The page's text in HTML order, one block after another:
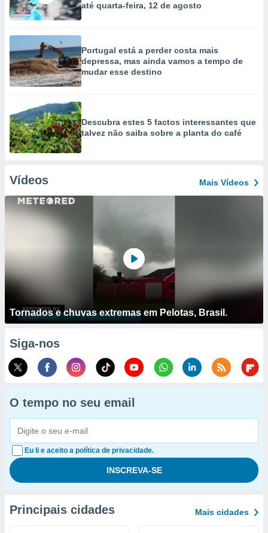
até quarta-feira, 12 de agosto
Portugal está a perder costa mais
depressa, mas ainda vamos a tempo de
mudar esse destino
Descubra estes 5 factos interessantes que
talvez não saiba sobre a planta do café
Vídeos Mais Vídeos
Tornados e chuvas extremas em Pelotas, Brasil.
Siga-nos
O tempo no seu email
Eu li e aceito a política de privacidade.
Principais cidades Mais cidades